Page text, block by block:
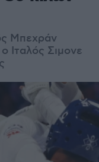
Μπεχράν
Ιταλός Σιμονε